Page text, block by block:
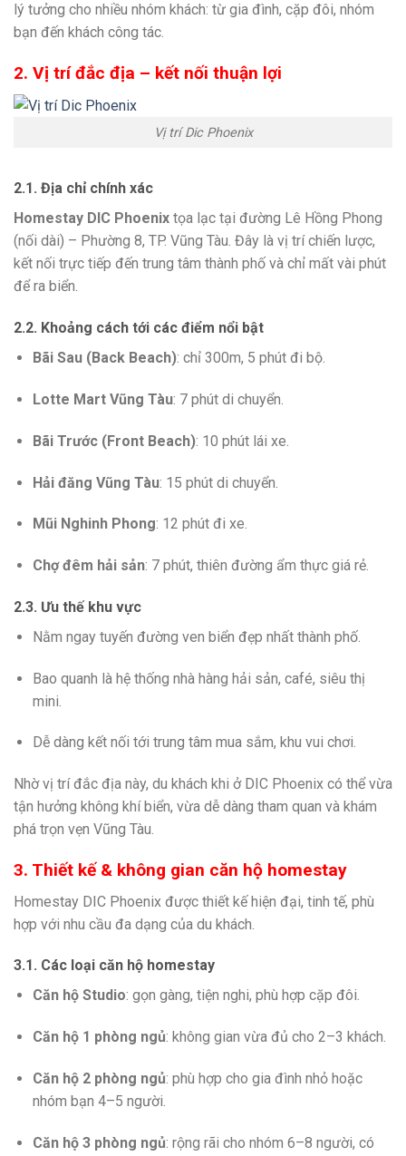
lý tưởng cho nhiều nhóm khách: từ gia đình, cặp đôi, nhóm
bạn đến khách công tác.
2. Vị trí đắc địa – kết nối thuận lợi
Vị trí Dic Phoenix
2.1. Địa chỉ chính xác
Homestay DIC Phoenix tọa lạc tại đường Lê Hồng Phong
(nối dài) – Phường 8, TP. Vũng Tàu. Đây là vị trí chiến lược,
kết nối trực tiếp đến trung tâm thành phố và chỉ mất vài phút
để ra biển.
2.2. Khoảng cách tới các điểm nổi bật
Bãi Sau (Back Beach): chỉ 300m, 5 phút đi bộ.
Lotte Mart Vũng Tàu: 7 phút di chuyển.
Bãi Trước (Front Beach): 10 phút lái xe.
Hải đăng Vũng Tàu: 15 phút di chuyển.
Mũi Nghinh Phong: 12 phút đi xe.
Chợ đêm hải sản: 7 phút, thiên đường ẩm thực giá rẻ.
2.3. Ưu thế khu vực
Nằm ngay tuyến đường ven biển đẹp nhất thành phố.
Bao quanh là hệ thống nhà hàng hải sản, café, siêu thị
mini.
Dễ dàng kết nối tới trung tâm mua sắm, khu vui chơi.
Nhờ vị trí đắc địa này, du khách khi ở DIC Phoenix có thể vừa
tận hưởng không khí biển, vừa dễ dàng tham quan và khám
phá trọn vẹn Vũng Tàu.
3. Thiết kế & không gian căn hộ homestay
Homestay DIC Phoenix được thiết kế hiện đại, tinh tế, phù
hợp với nhu cầu đa dạng của du khách.
3.1. Các loại căn hộ homestay
Căn hộ Studio: gọn gàng, tiện nghi, phù hợp cặp đôi.
Căn hộ 1 phòng ngủ: không gian vừa đủ cho 2–3 khách.
Căn hộ 2 phòng ngủ: phù hợp cho gia đình nhỏ hoặc
nhóm bạn 4–5 người.
Căn hộ 3 phòng ngủ: rộng rãi cho nhóm 6–8 người, có